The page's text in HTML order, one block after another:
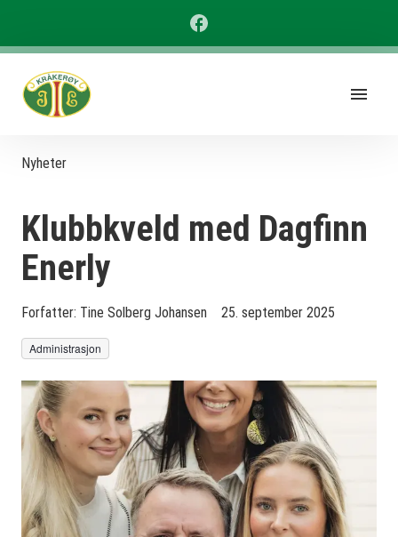
Nyheter
Klubbkveld med Dagfinn
Enerly
Forfatter: Tine Solberg Johansen 25. september 2025
Administrasjon